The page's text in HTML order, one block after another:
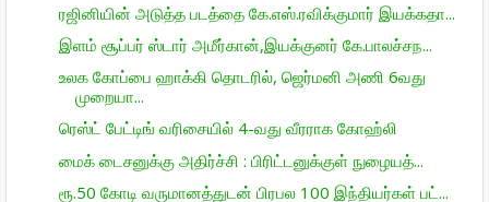
ரஜினியின் அடுத்த படத்தை கே.எஸ்.ரவிக்குமார் இயக்கதா...
இளம் சூப்பர் ஸ்டார் அமீர்கான்,இயக்குனர் கே.பாலச்சந...
உலக கோப்பை ஹாக்கி தொடரில், ஜெர்மனி அணி 6வது
முறையா...
ரெஸ்ட் பேட்டிங் வரிசையில் 4-வது வீரராக கோஹ்லி
மைக் டைசனுக்கு அதிர்ச்சி : பிரிட்டனுக்குள் நுழையத்...
ரூ.50 கோடி வருமானத்துடன் பிரபல 100 இந்தியர்கள் பட்...